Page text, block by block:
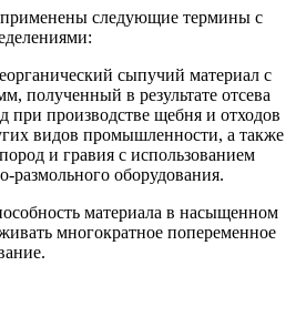
применены следующие термины с
сыпучий материал с
полученный в результате отсева
при производстве щебня и отходов
видов промышленности, а также
и гравия с использованием
размольного оборудования.
материала в насыщенном
многократное попеременное